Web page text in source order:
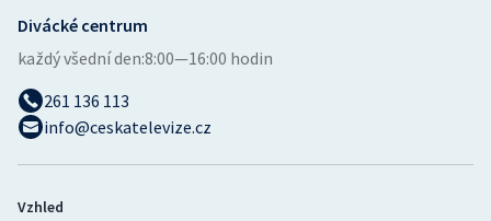
Divácké centrum
každý všední den:8:00—16:00 hodin
261 136 113
info@ceskatelevize.cz
Vzhled